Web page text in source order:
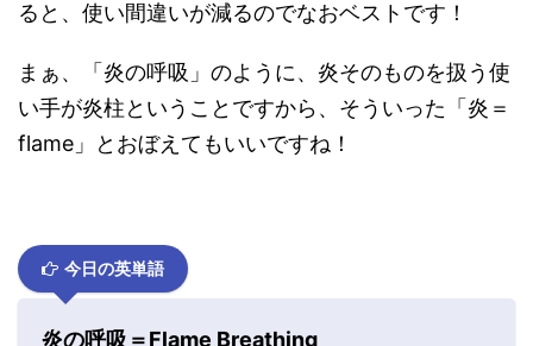
ると、使い間違いが減るのでなおベストです！
まぁ、「炎の呼吸」のように、炎そのものを扱う使
い手が炎柱ということですから、そういった「炎＝
flame」とおぼえてもいいですね！
今日の英単語
炎の呼吸＝Flame Breathing